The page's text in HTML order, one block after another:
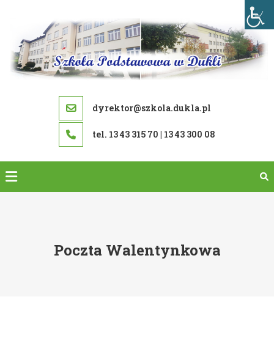
content
dyrektor@szkola.dukla.pl
tel. 13 43 315 70 | 13 43 300 08
Poczta Walentynkowa